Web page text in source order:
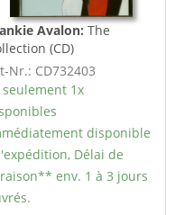
Avalon: The
(CD)
Nr.: CD732403
seulement 1x
disponible
Délai de
env. 1 à 3 jours